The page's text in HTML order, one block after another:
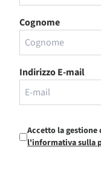
Cognome
Indirizzo E-mail
Accetto la
l'informativa sulla